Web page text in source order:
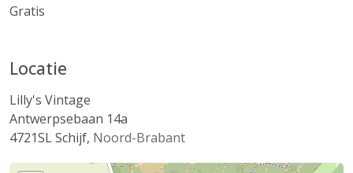
Gratis
Locatie
Lilly's Vintage
Antwerpsebaan 14a
4721SLSchijf, Noord-Brabant